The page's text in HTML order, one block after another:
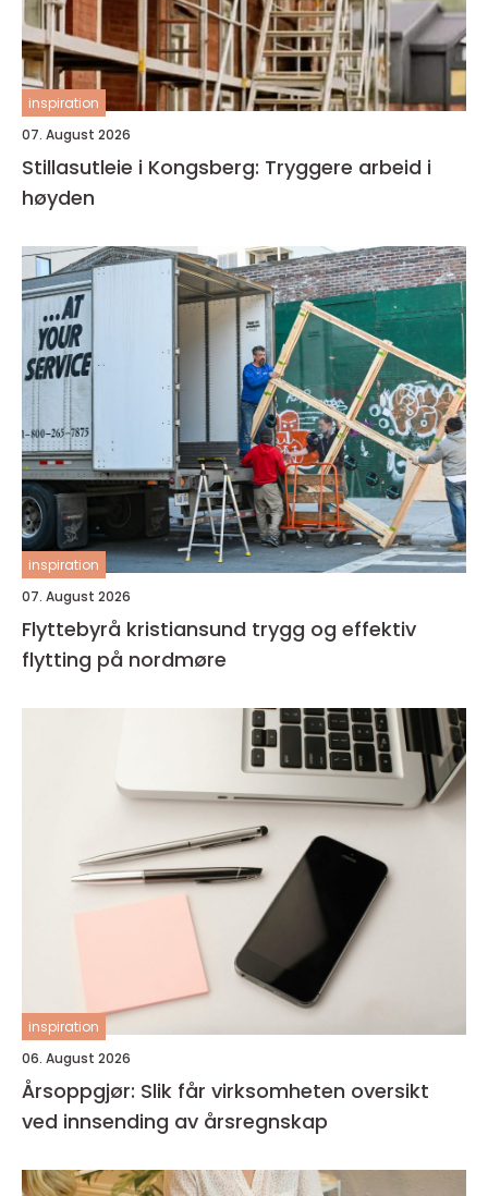
inspiration
07. August 2026
Stillasutleie i Kongsberg: Tryggere arbeid i
høyden
inspiration
07. August 2026
Flyttebyrå kristiansund trygg og effektiv
flytting på nordmøre
inspiration
06. August 2026
Årsoppgjør: Slik får virksomheten oversikt
ved innsending av årsregnskap